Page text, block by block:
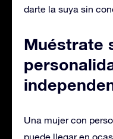
darte la suya sin
Muéstrate
Una mujer con
puede llegar en